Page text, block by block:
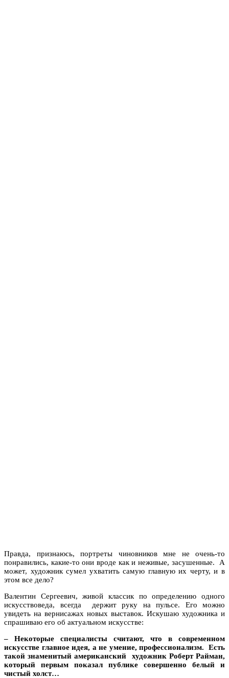
Правда, признаюсь, портреты чиновников мне не очень-то
понравились, какие-то они вроде как и неживые, засушенные. А
может, художник сумел ухватить самую главную их черту, и в
этом все дело?
Валентин Сергеевич, живой классик по определению одного
искусствоведа, всегда держит руку на пульсе. Его можно
увидеть на вернисажах новых выставок. Искушаю художника и
спрашиваю его об актуальном искусстве:
– Некоторые специалисты считают, что в современном
искусстве главное идея, а не умение, профессионализм. Есть
такой знаменитый американский художник Роберт Райман,
который первым показал публике совершенно белый и
чистый холст…